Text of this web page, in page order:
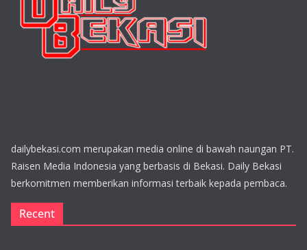
dailybekasi.com merupakan media online di bawah naungan PT.
Raisen Media Indonesia yang berbasis di Bekasi. Daily Bekasi
berkomitmen memberikan informasi terbaik kepada pembaca.
Recent